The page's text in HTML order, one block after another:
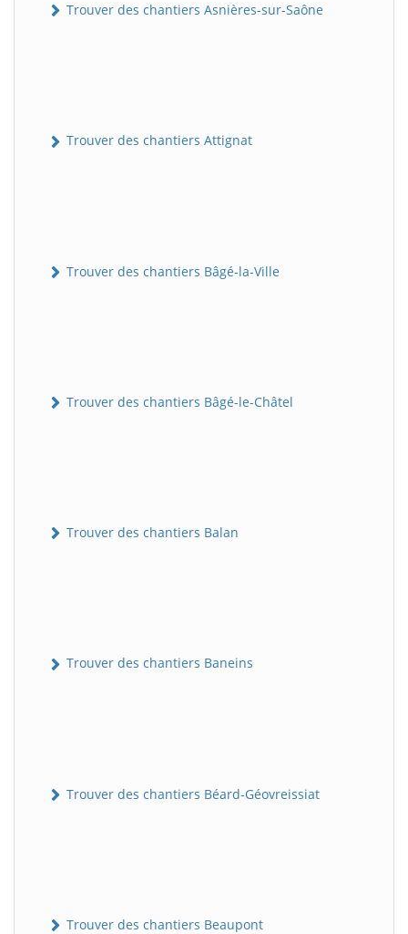
Trouver des chantiers Asnières-sur-Saône
Trouver des chantiers Attignat
Trouver des chantiers Bâgé-la-Ville
Trouver des chantiers Bâgé-le-Châtel
Trouver des chantiers Balan
Trouver des chantiers Baneins
Trouver des chantiers Béard-Géovreissiat
Trouver des chantiers Beaupont